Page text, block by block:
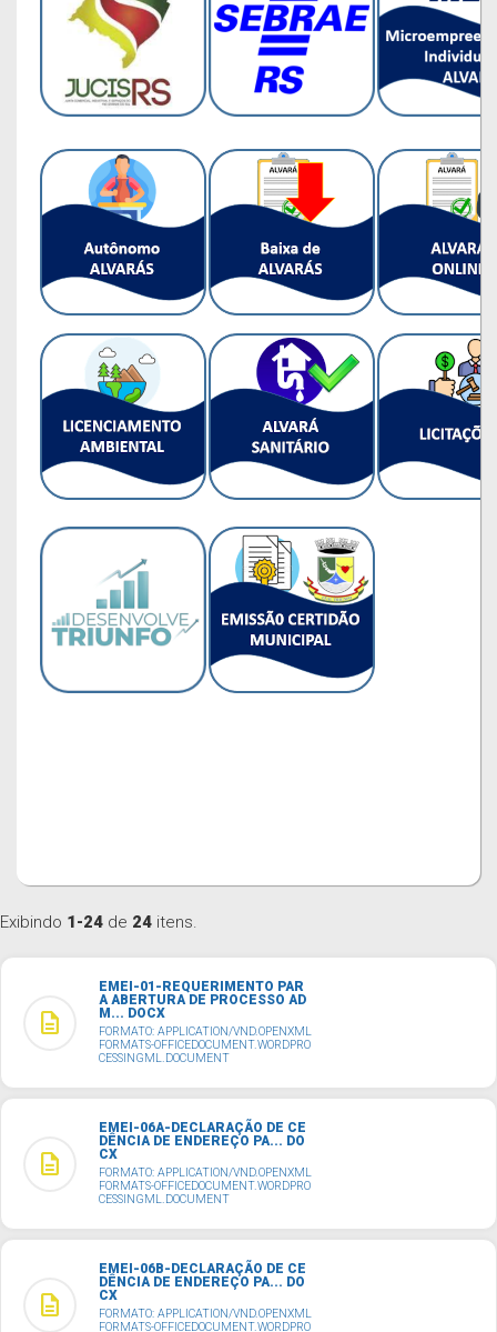
Exibindo 1-24 de 24 itens.
description
EMEI-01-REQUERIMENTO PAR
A ABERTURA DE PROCESSO AD
M... DOCX
FORMATO: APPLICATION/VND.OPENXML
FORMATS-OFFICEDOCUMENT.WORDPRO
CESSINGML.DOCUMENT
description
EMEI-06A-DECLARAÇÃO DE CE
DÊNCIA DE ENDEREÇO PA... DO
CX
FORMATO: APPLICATION/VND.OPENXML
FORMATS-OFFICEDOCUMENT.WORDPRO
CESSINGML.DOCUMENT
description
EMEI-06B-DECLARAÇÃO DE CE
DÊNCIA DE ENDEREÇO PA... DO
CX
FORMATO: APPLICATION/VND.OPENXML
FORMATS-OFFICEDOCUMENT.WORDPRO